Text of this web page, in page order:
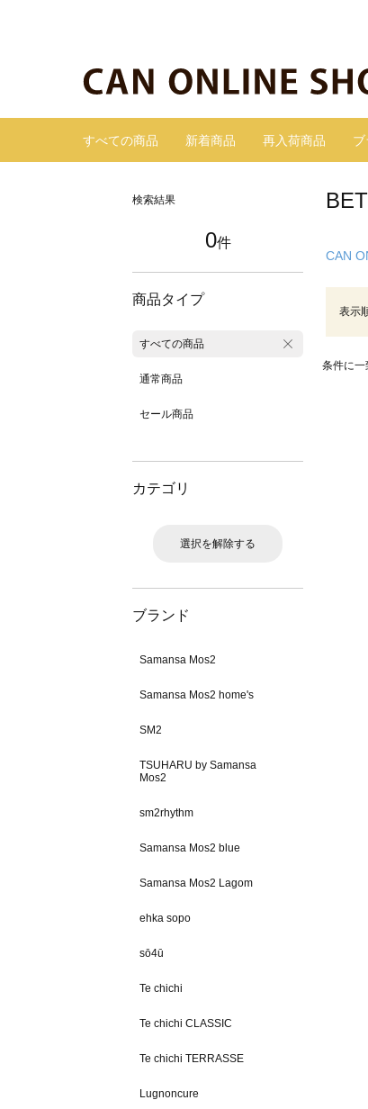
すべての商品 新着商品 再入荷商品 ブ
検索結果
0件
商品タイプ
すべての商品
通常商品
セール商品
カテゴリ
選択を解除する
ブランド
Samansa Mos2
Samansa Mos2 home's
SM2
TSUHARU by Samansa
Mos2
sm2rhythm
Samansa Mos2 blue
Samansa Mos2 Lagom
ehka sopo
sō4ū
Te chichi
Te chichi CLASSIC
Te chichi TERRASSE
Lugnoncure
CAN
表示
条件に一